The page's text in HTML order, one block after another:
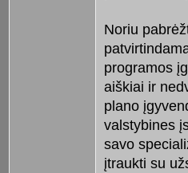
Noriu
programos
aiškiai ir
plano
valstybines
savo
įtraukti su